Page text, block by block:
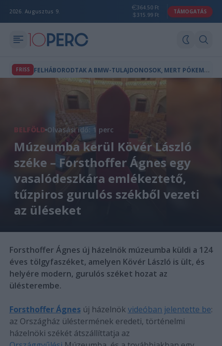
2026. Augusztus 9.
364.50 Ft
315.99 Ft
TÁMOGATÁS
FRISS F
ELHÁBORODTAK A BMW-TULAJDONOSOK, MERT PÓKEMBER-REKLÁM JELENT MEG AZ AUTÓIK FEDÉLZETI KÉPERNYŐJÉN
BELFÖLD Olvasási idő: 1 perc
Múzeumba kerül Kövér László
széke – Forsthoffer Ágnes egy
vasalódeszkára emlékeztető,
tűzpiros gurulós székből vezeti
az üléseket
Forsthoffer Ágnes új házelnök múzeumba küldi a 124
éves tölgyfaszéket, amelyen Kövér László is ült, és
helyére modern, gurulós széket hozat az
ülésterembe.
Forsthoffer Ágnesúj házelnök videóban jelentette be:
az Országház üléstermének eredeti, történelmi
házelnöki székét átszállíttatja az